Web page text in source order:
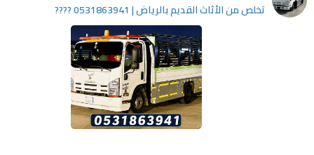
​تخلص من الأثاث القديم بالرياض | 0531863941 ????